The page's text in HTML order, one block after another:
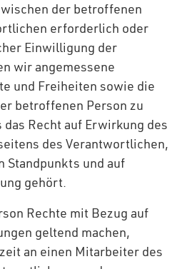
der betroffenen
erforderlich oder
Einwilligung der
wir angemessene
und Freiheiten sowie die
betroffenen Person zu
Recht auf Erwirkung des
des Verantwortlichen,
Standpunkts und auf
gehört.
Rechte mit Bezug auf
geltend machen,
an einen Mitarbeiter des